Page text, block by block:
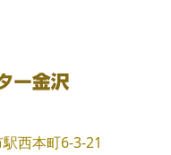
西本町6-3-21